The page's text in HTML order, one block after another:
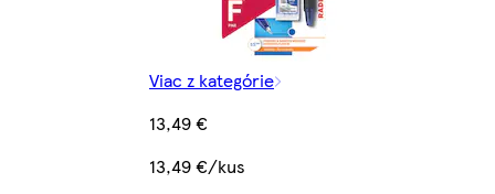
Viac z kategórie
13,49 €
13,49 €/kus